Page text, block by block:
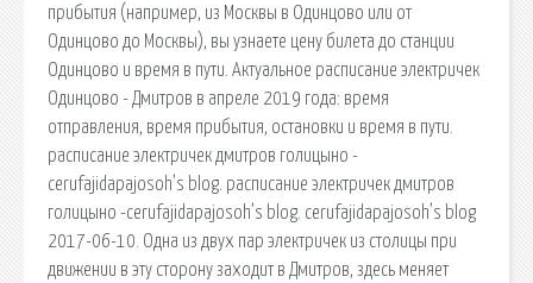
прибытия (например, из Москвы в Одинцово или от
Одинцово до Москвы), вы узнаете цену билета до станции
Одинцово и время в пути. Актуальное расписание электричек
Одинцово - Дмитров в апреле 2019 года: время
отправления, время прибытия, остановки и время в пути.
расписание электричек дмитров голицыно -
cerufajidapajosoh’s blog. расписание электричек дмитров
голицыно -cerufajidapajosoh’s blog. cerufajidapajosoh’s blog
2017-06-10. Одна из двух пар электричек из столицы при
движении в эту сторону заходит в Дмитров, здесь меняет